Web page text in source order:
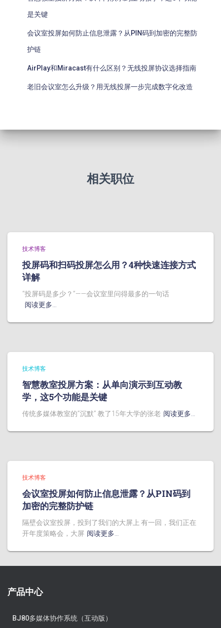
是关键
会议室投屏如何防止信息泄露？从PIN码到加密的完整防
护链
AirPlay和Miracast有什么区别？无线投屏协议选择指南
老旧会议室怎么升级？用无线投屏一步完成数字化改造
相关职位
技术博客
投屏码和扫码投屏怎么用？4种快速连接方式
详解
“投屏码是多少？”——会议室里问得最多的一句话
阅读更多…
技术博客
智慧教室投屏方案：从单向演示到互动教
学，这5个功能是关键
传统多媒体教室的”沉默” 教了15年大学的张老 阅读更多…
技术博客
会议室投屏如何防止信息泄露？从PIN码到
加密的完整防护链
隔壁会议室投屏，投到了我们的大屏上 有一回，我们正在
开年度策略会，大屏 阅读更多…
产品中心
BJ80多媒体协作系统（互动版）